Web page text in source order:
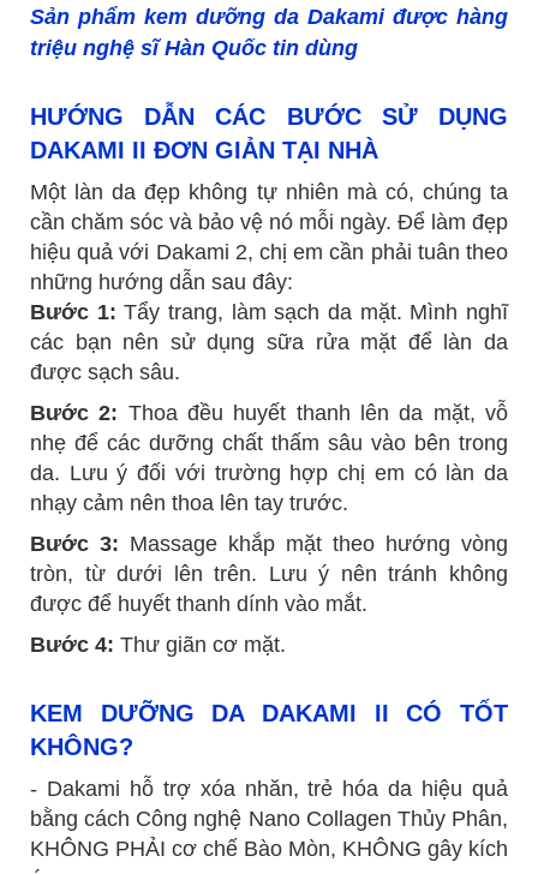
Sản phẩm kem dưỡng da Dakami được hàng
triệu nghệ sĩ Hàn Quốc tin dùng
HƯỚNG DẪN CÁC BƯỚC SỬ DỤNG
DAKAMI II ĐƠN GIẢN TẠI NHÀ
Một làn da đẹp không tự nhiên mà có, chúng ta
cần chăm sóc và bảo vệ nó mỗi ngày. Để làm đẹp
hiệu quả với Dakami 2, chị em cần phải tuân theo
những hướng dẫn sau đây:
Bước 1: Tẩy trang, làm sạch da mặt. Mình nghĩ
các bạn nên sử dụng sữa rửa mặt để làn da
được sạch sâu.
Bước 2: Thoa đều huyết thanh lên da mặt, vỗ
nhẹ để các dưỡng chất thấm sâu vào bên trong
da. Lưu ý đối với trường hợp chị em có làn da
nhạy cảm nên thoa lên tay trước.
Bước 3: Massage khắp mặt theo hướng vòng
tròn, từ dưới lên trên. Lưu ý nên tránh không
được để huyết thanh dính vào mắt.
Bước 4: Thư giãn cơ mặt.
KEM DƯỠNG DA DAKAMI II CÓ TỐT
KHÔNG?
- Dakami hỗ trợ xóa nhăn, trẻ hóa da hiệu quả
bằng cách Công nghệ Nano Collagen Thủy Phân,
KHÔNG PHẢI cơ chế Bào Mòn, KHÔNG gây kích